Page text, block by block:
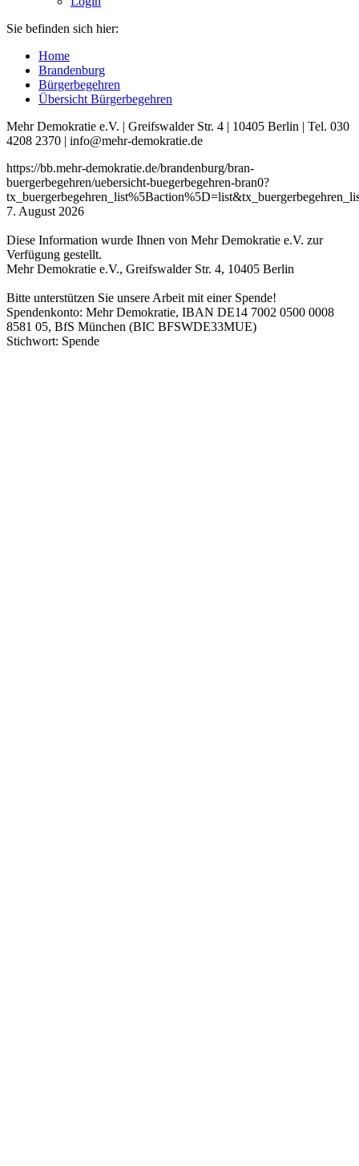
Sie befinden sich hier:
Home
Brandenburg
Bürgerbegehren
Übersicht Bürgerbegehren
Mehr Demokratie e.V. | Greifswalder Str. 4 | 10405 Berlin | Tel. 030
4208 2370 | info@mehr-demokratie.de
https://bb.mehr-demokratie.de/brandenburg/bran-
buergerbegehren/uebersicht-buegerbegehren-bran0?
7. August 2026
Diese Information wurde Ihnen von Mehr Demokratie e.V. zur
Verfügung gestellt.
Mehr Demokratie e.V., Greifswalder Str. 4, 10405 Berlin
Bitte unterstützen Sie unsere Arbeit mit einer Spende!
Spendenkonto: Mehr Demokratie, IBAN DE14 7002 0500 0008
8581 05, BfS München (BIC BFSWDE33MUE)
Stichwort: Spende